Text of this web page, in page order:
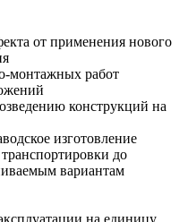
от применения нового
монтажных работ
конструкций на
изготовление
до
вариантам
на единицу